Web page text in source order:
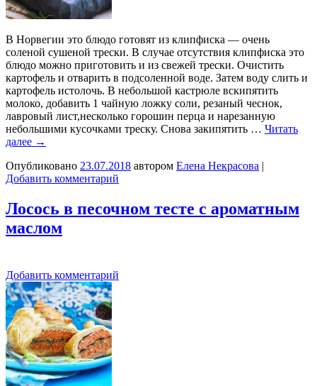
В Норвегии это блюдо готовят из клипфиска — очень
соленой сушеной трески. В случае отсутствия клипфиска это
блюдо можно приготовить и из свежей трески. Очистить
картофель и отварить в подсоленной воде. Затем воду слить и
картофель истолочь. В небольшой кастрюле вскипятить
молоко, добавить 1 чайную ложку соли, резаный чеснок,
лавровый лист,несколько горошин перца и нарезанную
небольшими кусочками треску. Снова закипятить … Читать
далее →
Опубликовано 23.07.2018 автором Елена Некрасова |
Добавить комментарий
Лосось в песочном тесте с ароматным
маслом
Добавить комментарий